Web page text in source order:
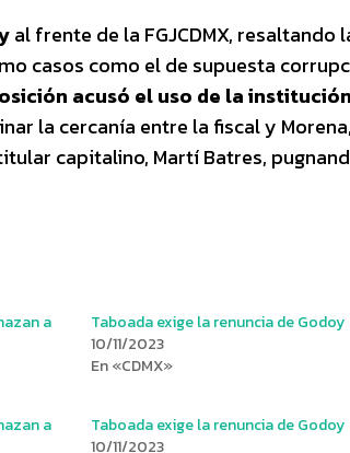
al frente de la FGJCDMX, resaltando
casos como el de supuesta
acusó el uso de la
la cercanía entre la fiscal y
capitalino, Martí Batres,
a
Taboada exige la renuncia de Godoy
10/11/2023
En «CDMX»
a
Taboada exige la renuncia de Godoy
10/11/2023